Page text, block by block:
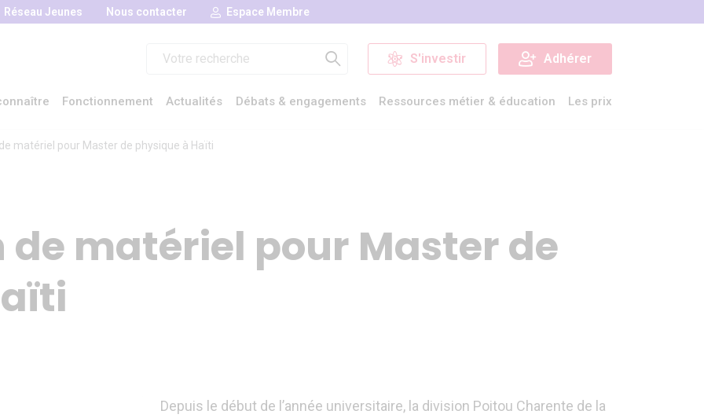
Réseau Jeunes Nous contacter Espace Membre
S'investir Adhérer
Fonctionnement Actualités Débats & engagements Ressources métier & éducation Les prix
matériel pour Master de physique à Haïti
de matériel pour Master de
Depuis le début de l’année universitaire, la division Poitou Charente de la